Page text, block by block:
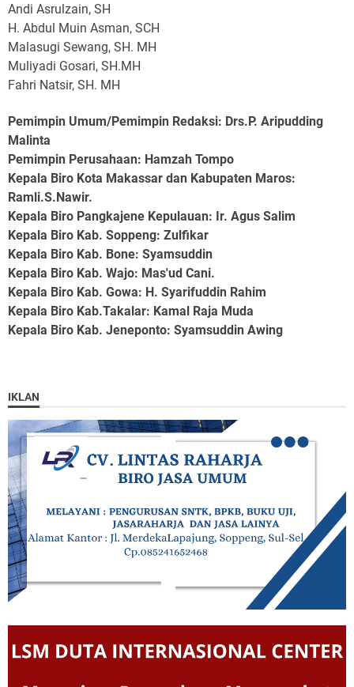
Andi Asrulzain, SH
H. Abdul Muin Asman, SCH
Malasugi Sewang, SH. MH
Muliyadi Gosari, SH.MH
Fahri Natsir, SH. MH
Pemimpin Umum/Pemimpin Redaksi: Drs.P. Aripudding
Malinta
Pemimpin Perusahaan: Hamzah Tompo
Kepala Biro Kota Makassar dan Kabupaten Maros:
Ramli.S.Nawir.
Kepala Biro Pangkajene Kepulauan: Ir. Agus Salim
Kepala Biro Kab. Soppeng: Zulfikar
Kepala Biro Kab. Bone: Syamsuddin
Kepala Biro Kab. Wajo: Mas'ud Cani.
Kepala Biro Kab. Gowa: H. Syarifuddin Rahim
Kepala Biro Kab.Takalar: Kamal Raja Muda
Kepala Biro Kab. Jeneponto: Syamsuddin Awing
IKLAN